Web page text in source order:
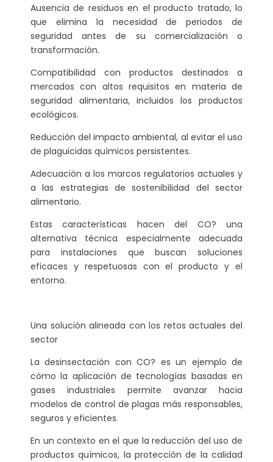
Ausencia de residuos en el producto tratado, lo
que elimina la necesidad de periodos de
seguridad antes de su comercialización o
transformación.
Compatibilidad con productos destinados a
mercados con altos requisitos en materia de
seguridad alimentaria, incluidos los productos
ecológicos.
Reducción del impacto ambiental, al evitar el uso
de plaguicidas químicos persistentes.
Adecuación a los marcos regulatorios actuales y
a las estrategias de sostenibilidad del sector
alimentario.
Estas características hacen del CO? una
alternativa técnica especialmente adecuada
para instalaciones que buscan soluciones
eficaces y respetuosas con el producto y el
entorno.
Una solución alineada con los retos actuales del
sector
La desinsectación con CO? es un ejemplo de
cómo la aplicación de tecnologías basadas en
gases industriales permite avanzar hacia
modelos de control de plagas más responsables,
seguros y eficientes.
En un contexto en el que la reducción del uso de
productos químicos, la protección de la calidad